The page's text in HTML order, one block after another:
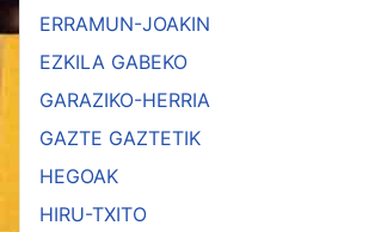
ERRAMUN-JOAKIN
EZKILA GABEKO
GARAZIKO-HERRIA
GAZTE GAZTETIK
HEGOAK
HIRU-TXITO